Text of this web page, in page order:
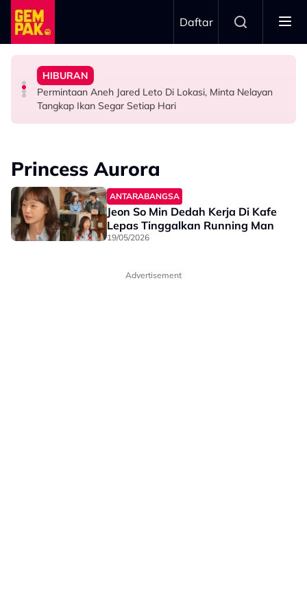
Skip to main content
Daftar
BERITA
Tertelan Serpihan Lidi Sate, Wanita Saman Singapore
Airlines
HIBURAN
Permintaan Aneh Jared Leto Di Lokasi, Minta Nelayan
Tangkap Ikan Segar Setiap Hari
HIBURAN
Pernah Hidup Miskin Tegar, A$AP Bayar Sewa
Penduduk Satu Flat Sebab Nenek Tak Mahu Pindah
HIBURAN
“Jangan Meroyan,Merentan...” - Ammar Alfian Pertahan
Aliff Aziz, Minta Netizen Berhenti Menghukum
Princess Aurora
ANTARABANGSA
Jeon So Min Dedah Kerja Di Kafe
Lepas Tinggalkan Running Man
19/05/2026
Advertisement